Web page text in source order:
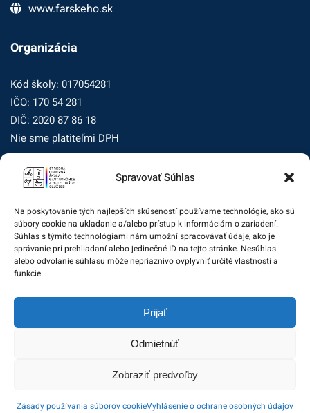
Spravovať Súhlas
Na poskytovanie tých najlepších skúseností používame technológie, ako sú
súbory cookie na ukladanie a/alebo prístup k informáciám o zariadení.
Súhlas s týmito technológiami nám umožní spracovávať údaje, ako je
správanie pri prehliadaní alebo jedinečné ID na tejto stránke. Nesúhlas
alebo odvolanie súhlasu môže nepriaznivo ovplyvniť určité vlastnosti a
funkcie.
Prijať
Odmietnúť
Zobraziť predvoľby
Zásady používania súborov cookieVyhlásenie o ochrane osobných údajov
www.farskeho.sk
Organizácia
Kód školy: 017054281
IČO: 170 54 281
DIČ: 2020 87 86 18
Nie sme platiteľmi DPH
Zásady ochrany osobných údajov
Dohľad nad ochranou osobných údajov
Žiadosť dotknutej osoby na uplatnenie jej práv
Zodpovedná osoba za ochranu osobných údajov:
zo@eurotrading.sk